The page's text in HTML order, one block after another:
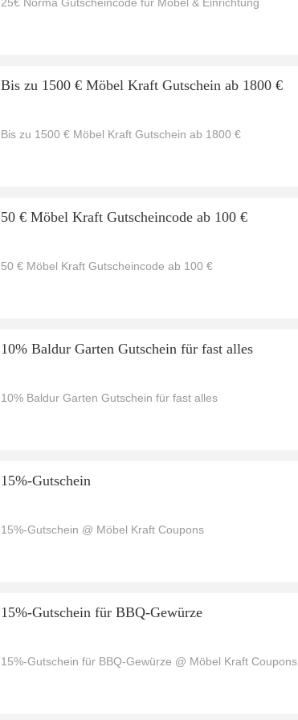
Bis zu 1500 € Möbel Kraft Gutschein ab 1800 €
Bis zu 1500 € Möbel Kraft Gutschein ab 1800 €
50 € Möbel Kraft Gutscheincode ab 100 €
50 € Möbel Kraft Gutscheincode ab 100 €
10% Baldur Garten Gutschein für fast alles
10% Baldur Garten Gutschein für fast alles
15%-Gutschein
15%-Gutschein @ Möbel Kraft Coupons
15%-Gutschein für BBQ-Gewürze
15%-Gutschein für BBQ-Gewürze @ Möbel Kraft Coupons